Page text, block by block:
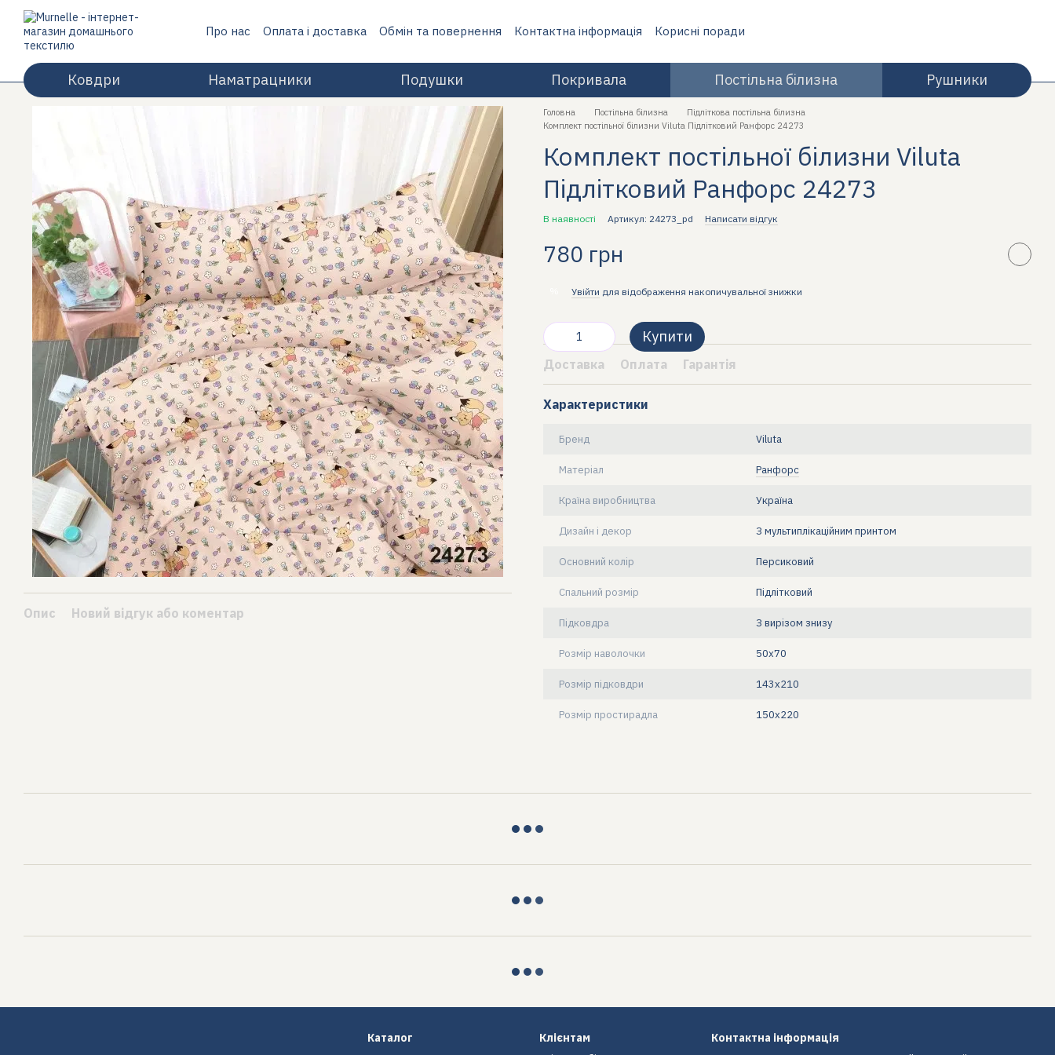
Перейти до основного контенту
Про нас Оплата і доставка Обмін та повернення Контактна інформація
Корисні поради
Ковдри Наматрацники Подушки Покривала Постільна білизна Рушники
Опис Новий відгук або коментар
Головна Постільна білизна
Підліткова постільна білизна
Комплект постільної білизни Viluta Підлітковий Ранфорс 24273
Комплект постільної білизни Viluta
Підлітковий Ранфорс 24273
В наявності Артикул: 24273_pd Написати відгук
780 грн
Увійти для відображення накопичувальної знижки
Купити
Доставка Оплата Гарантія
Характеристики
Бренд Viluta
Матеріал Ранфорс
Країна виробництва Україна
Дизайн і декор З мультиплікаційним принтом
Основний колір Персиковий
Спальний розмір Підлітковий
Підковдра З вирізом знизу
Розмір наволочки 50х70
Розмір підковдри 143x210
Розмір простирадла 150х220
Каталог Клієнтам Контактна інформація